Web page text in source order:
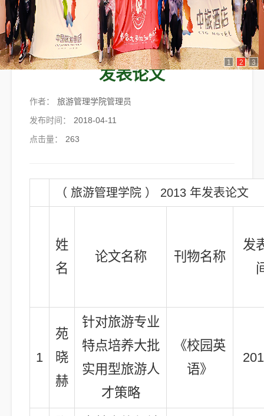
1 2 3
（ 旅游管理学院 ） 2013 年
发表论文
作者：
旅游管理学院管理员
发布时间：
2018-04-11
点击量：
263
（ 旅游管理学院 ） 2013 年发表论文
姓
名
论文名称 刊物名称
发
1
苑
晓
赫
针对旅游专业
特点培养大批
实用型旅游人
才策略
《校园英
语》